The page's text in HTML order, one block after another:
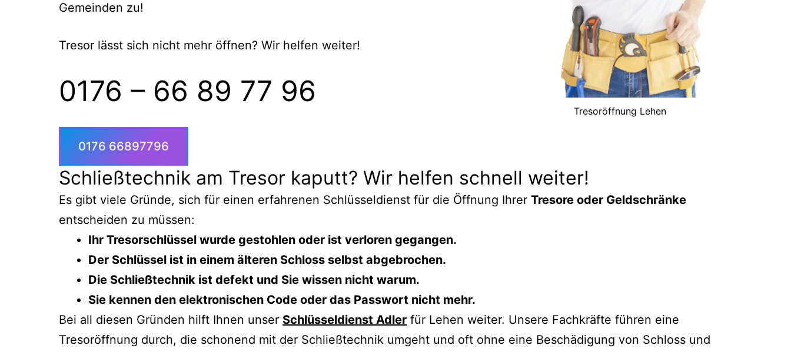
Gemeinden zu!
Tresor lässt sich nicht mehr öffnen? Wir helfen weiter!
0176 – 66 89 77 96
0176 66897796
Tresoröffnung Lehen
Schließtechnik am Tresor kaputt? Wir helfen schnell weiter!
Es gibt viele Gründe, sich für einen erfahrenen Schlüsseldienst für die Öffnung Ihrer Tresore oder Geldschränke
entscheiden zu müssen:
Ihr Tresorschlüssel wurde gestohlen oder ist verloren gegangen.
Der Schlüssel ist in einem älteren Schloss selbst abgebrochen.
Die Schließtechnik ist defekt und Sie wissen nicht warum.
Sie kennen den elektronischen Code oder das Passwort nicht mehr.
Bei all diesen Gründen hilft Ihnen unser Schlüsseldienst Adler für Lehen weiter. Unsere Fachkräfte führen eine
Tresoröffnung durch, die schonend mit der Schließtechnik umgeht und oft ohne eine Beschädigung von Schloss und